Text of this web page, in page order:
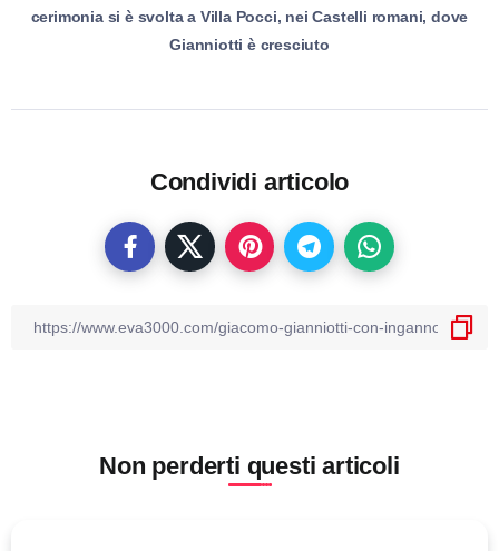
cerimonia si è svolta a Villa Pocci, nei Castelli romani, dove
Gianniotti è cresciuto
Condividi articolo
Non perderti questi articoli